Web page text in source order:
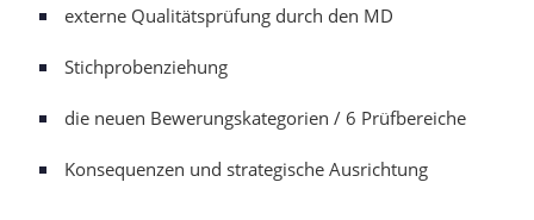
externe Qualitätsprüfung durch den MD
Stichprobenziehung
die neuen Bewerungskategorien / 6 Prüfbereiche
Konsequenzen und strategische Ausrichtung